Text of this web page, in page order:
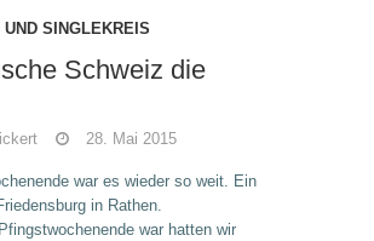
UND SINGLEKREIS
Schweiz die
28. Mai 2015
war es wieder so weit. Ein
in Rathen.
war hatten wir